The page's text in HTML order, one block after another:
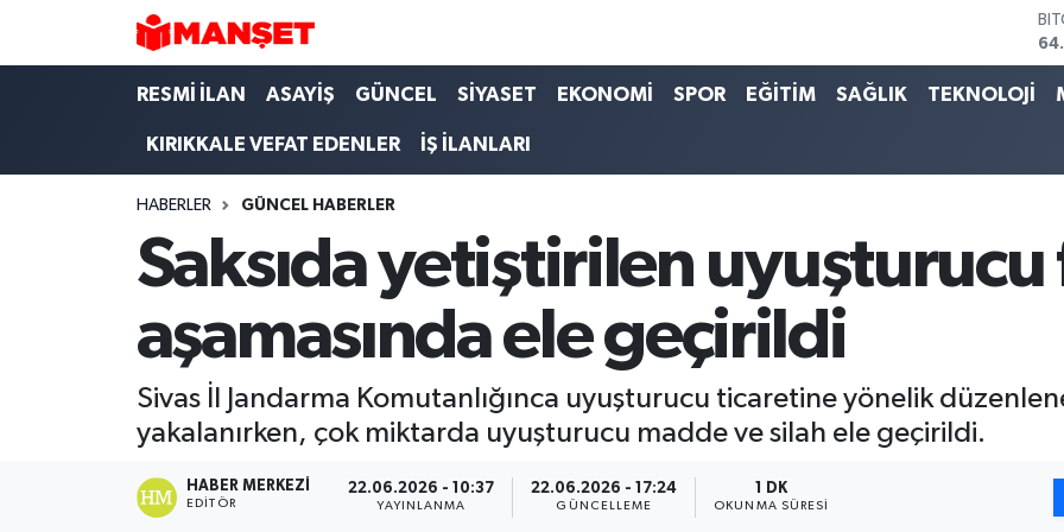
RESMİ İLAN ASAYİŞ GÜNCEL SİYASET EKONOMİ SPOR EĞİTİM SAĞLIK TEKNOLOJİ
KIRIKKALE VEFAT EDENLER İŞ İLANLARI
HABERLER GÜNCEL HABERLER
Saksıda yetiştirilen uyuşturucu
aşamasında ele geçirildi
Sivas İl Jandarma Komutanlığınca uyuşturucu ticaretine yönelik
yakalanırken, çok miktarda uyuşturucu madde ve silah ele geçirildi.
HABER MERKEZI
EDITÖR
22.06.2026 - 10:37
YAYINLANMA
22.06.2026 - 17:24
GÜNCELLEME
1 DK
OKUNMA SÜRESI
Hava Durumu
Trafik Durumu
Süper Lig Puan Durumu ve Fikstür
Tüm Manşetler
Son Dakika Haberleri
Haber Arşivi